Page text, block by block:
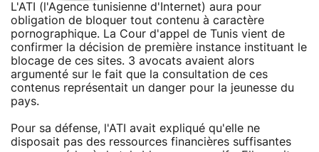
L'ATI (l'Agence tunisienne d'Internet) aura pour
obligation de bloquer tout contenu à caractère
pornographique. La Cour d'appel de Tunis vient de
confirmer la décision de première instance instituant le
blocage de ces sites. 3 avocats avaient alors
argumenté sur le fait que la consultation de ces
contenus représentait un danger pour la jeunesse du
pays.
Pour sa défense, l'ATI avait expliqué qu'elle ne
disposait pas des ressources financières suffisantes